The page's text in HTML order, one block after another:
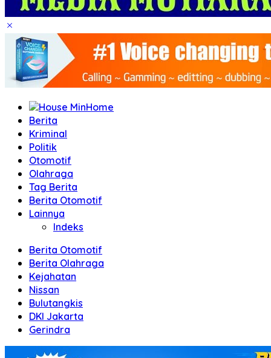
Home
Berita
Kriminal
Politik
Otomotif
Olahraga
Tag Berita
Berita Otomotif
Lainnya
Indeks
Berita Otomotif
Berita Olahraga
Kejahatan
Nissan
Bulutangkis
DKI Jakarta
Gerindra